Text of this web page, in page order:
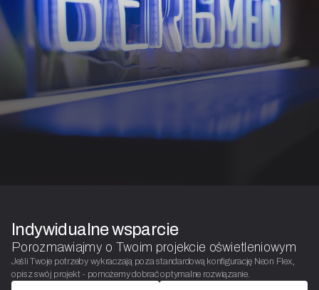
Indywidualne wsparcie
Porozmawiajmy o Twoim projekcie oświetleniowym
Jeśli Twoje potrzeby wykraczają poza standardową konfigurację Neon Flex,
opisz swój projekt - pomożemy dobrać optymalne rozwiązanie.